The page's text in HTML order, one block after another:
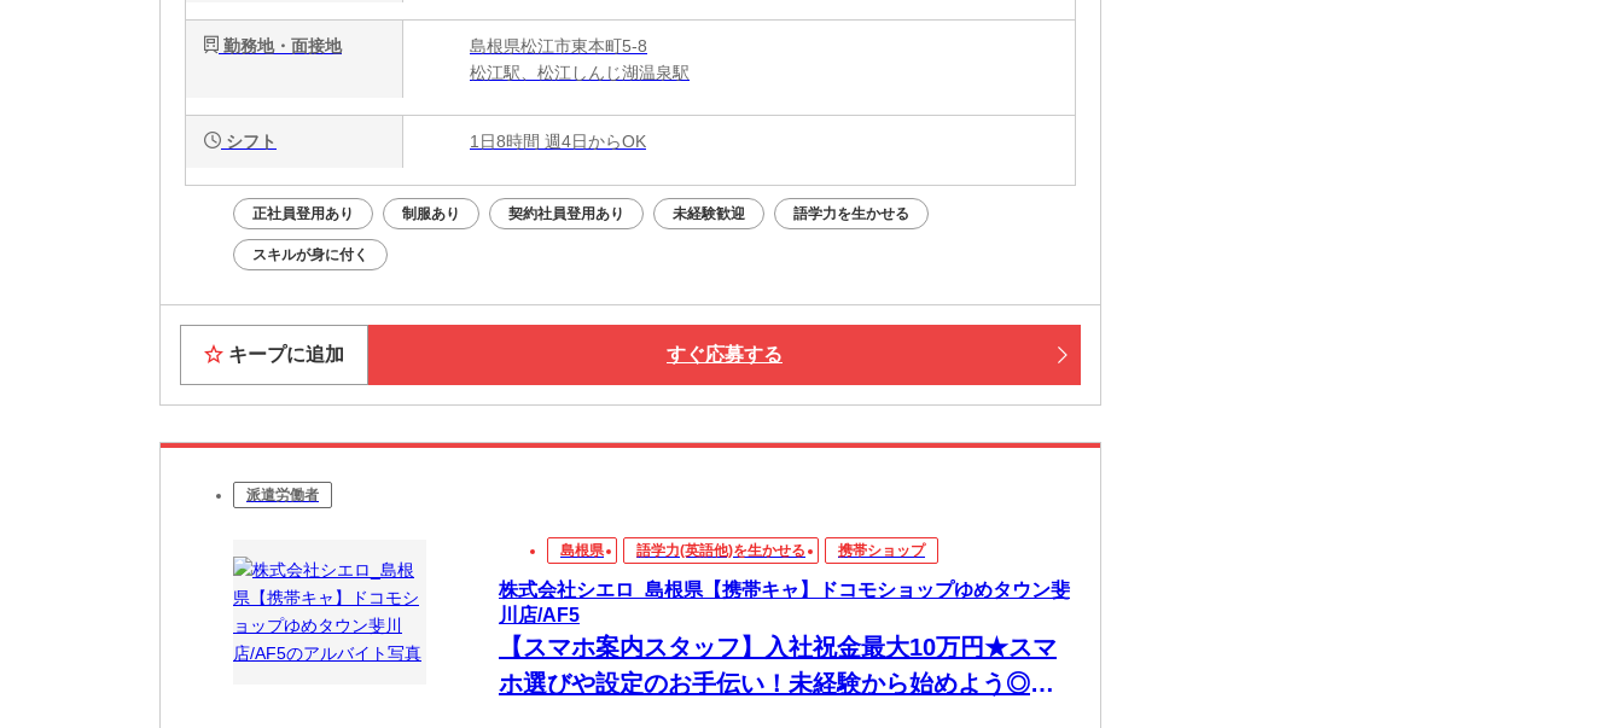
勤務地・面接地
島根県松江市東本町5-8
松江駅、松江しんじ湖温泉駅
シフト 1日8時間 週4日からOK
正社員登用あり 制服あり 契約社員登用あり 未経験歓迎 語学力を生かせる
スキルが身に付く
キープに追加 すぐ応募する
派遣労働者
島根県 語学力(英語他)を生かせる 携帯ショップ
株式会社シエロ_島根県【携帯キャ】ドコモショップゆめタウン斐
川店/AF5
【スマホ案内スタッフ】入社祝金最大10万円★スマ
ホ選びや設定のお手伝い！未経験から始めよう◎最